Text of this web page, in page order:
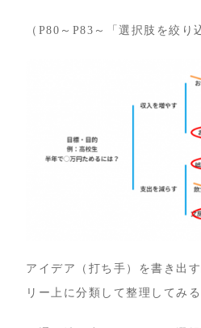
（P80～P83～「選択肢を絞り
アイデア（打ち手）を書き出
リー上に分類して整理してみ